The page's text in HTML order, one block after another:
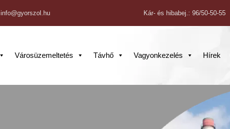
info@gyorszol.hu Kár- és hibabej.: 96/50-50-55
Városüzemeltetés Távhő Vagyonkezelés Hírek